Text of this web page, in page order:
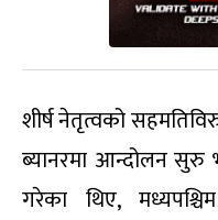
शीर्ष नेतृत्वको
ब्यानरमा आन्दोलन
गरेका थिए, मध्यपश्चिम